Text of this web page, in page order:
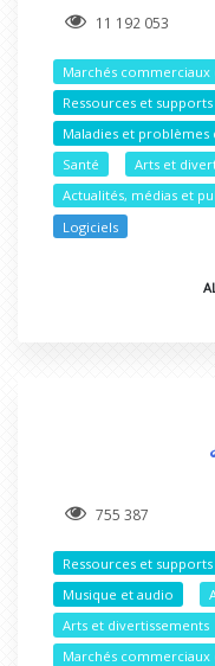
11 192 053
Marchés
Ressources et
Maladies et problèmes
Santé
Arts et
Actualités, médias et
Logiciels
755 387
Ressources et
Musique et audio
Arts et divertissements
Marchés